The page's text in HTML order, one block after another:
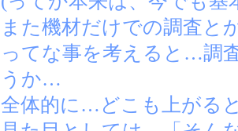
また機材だけでの調査
ってな事を考えると…調
うか…
全体的に…どこも上がる